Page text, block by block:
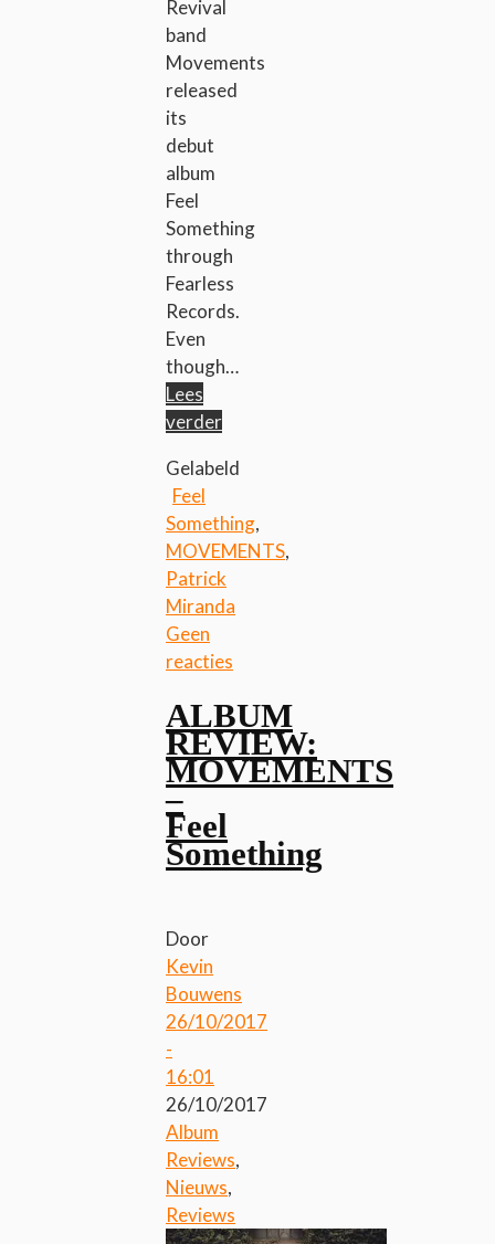
Revival
band
Movements
released
its
debut
album
Feel
Something
through
Fearless
Records.
Even
though…
Lees
verder
Gelabeld
Feel
Something,
MOVEMENTS,
Patrick
Miranda
Geen
reacties
ALBUM
REVIEW:
MOVEMENTS
–
Feel
Something
Door
Kevin
Bouwens
26/10/2017
-
16:01
26/10/2017
Album
Reviews,
Nieuws,
Reviews